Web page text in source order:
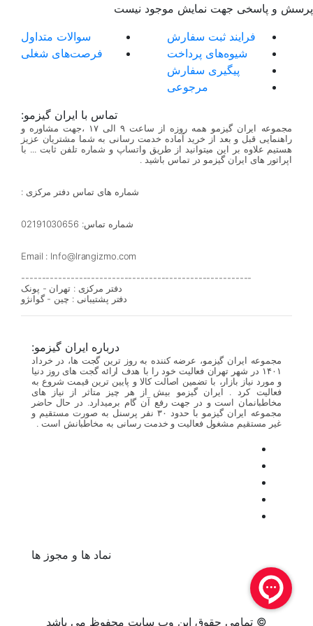
پرسش و پاسخی جهت نمایش موجود نیست
فرایند ثبت سفارش
شیوه‌های پرداخت
پیگیری سفارش
مرجوعی
سوالات متداول
فرصت‌های شغلی
تماس با ایران گیزمو:
مجموعه ایران گیزمو همه روزه از ساعت ۹ الی ۱۷ ،جهت مشاوره و
راهنمایی قبل و بعد از خرید آماده خدمت رسانی به شما مشتریان عزیز
هستیم علاوه بر این میتوانید از طریق واتساپ و شماره تلفن ثابت ... با
اپراتور های ایران گیزمو در تماس باشید .
شماره های تماس دفتر مرکزی :
شماره تماس: 02191030656
Email : Info@Irangizmo.com
--------------------------------------------------------
دفتر مرکزی : تهران - پونک
دفتر پشتیبانی : چین - گوانژو
درباره ایران گیزمو:
مجموعه ایران گیزمو، عرضه کننده به روز ترین گجت ها، در خرداد
۱۴۰۱ در شهر تهران فعالیت خود را با هدف ارائه گجت های روز دنیا
و مورد نیاز بازار، با تضمین اصالت کالا و پایین ترین قیمت شروع به
فعالیت کرد . ایران گیزمو بیش از هر چیز متاثر از نیاز های
مخاطبانمان است و در جهت رفع آن گام برمیدارد. در حال حاضر
مجموعه ایران گیزمو با حدود ۳۰ نفر پرسنل به صورت مستقیم و
غیر مستقیم مشغول فعالیت و خدمت رسانی به مخاطبانش است .
نماد ها و مجوز ها
© تمامی حقوق این وب سایت محفوظ می باشد